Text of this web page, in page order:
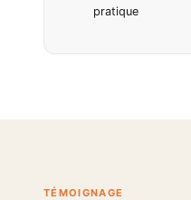
pratique
TÉMOIGNAGE